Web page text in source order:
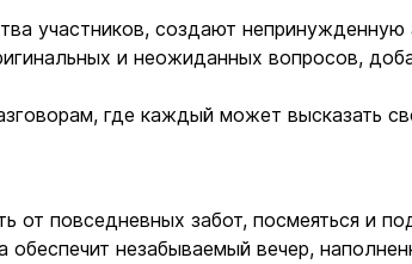
участников, создают непринужденную
и неожиданных вопросов,
где каждый может высказать
повседневных забот, посмеяться и
незабываемый вечер,